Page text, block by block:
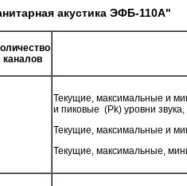
акустика ЭФБ-110А"
каналов
Текущие, максимальные и
и пиковые (Pk) уровни звука,
Текущие, максимальные и
Текущие, максимальные,